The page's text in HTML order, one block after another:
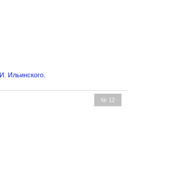
И. Ильинского
№ 12